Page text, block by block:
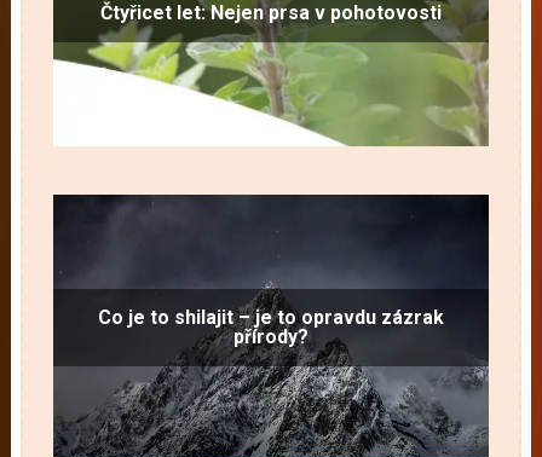
Čtyřicet let: Nejen prsa v pohotovosti
Co je to shilajit – je to opravdu zázrak
přírody?